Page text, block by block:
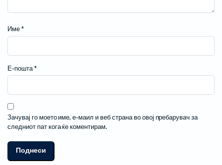
Име *
Е-пошта *
Зачувај го моето име, е-маил и веб страна во овој пребарувач за
следниот пат кога ќе коментирам.